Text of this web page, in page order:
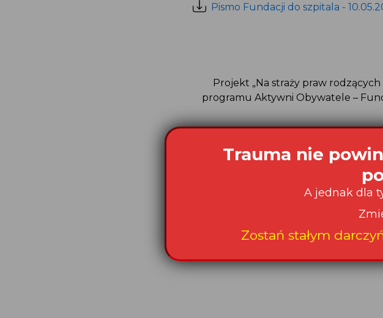
Pismo Fundacji do szpitala -
Projekt „Na straży praw
programu Aktywni Obywatele –
Trauma nie
A jednak dla
Zostań stałym